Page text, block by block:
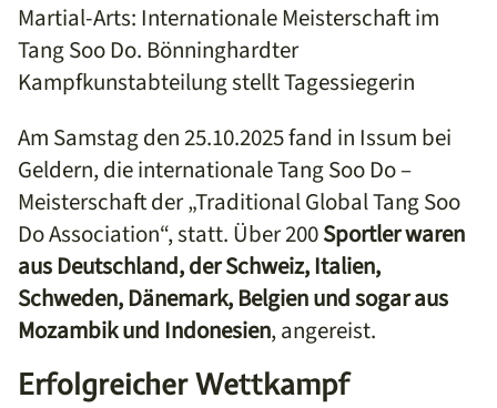
Martial-Arts: Internationale Meisterschaft im
Tang Soo Do. Bönninghardter
Kampfkunstabteilung stellt Tagessiegerin
Am Samstag den 25.10.2025 fand in Issum bei
Geldern, die internationale Tang Soo Do –
Meisterschaft der „Traditional Global Tang Soo
Do Association“, statt. Über 200Sportler waren
aus Deutschland, der Schweiz, Italien,
Schweden, Dänemark, Belgien und sogar aus
Mozambik und Indonesien, angereist.
Erfolgreicher Wettkampf